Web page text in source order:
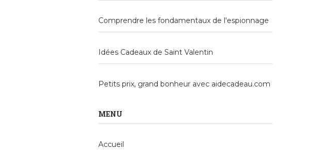
Comprendre les fondamentaux de l'espionnage
Idées Cadeaux de Saint Valentin
Petits prix, grand bonheur avec aidecadeau.com
MENU
Accueil